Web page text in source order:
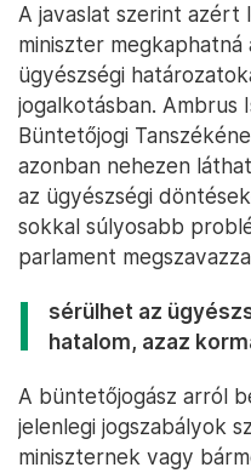
A javaslat szerint azért
miniszter
ügyészségi
jogalkotásban. Ambrus
Büntetőjogi
azonban nehezen
az ügyészségi
sokkal súlyosabb
parlament
sérülhet az
hatalom, azaz
A büntetőjogász arról
jelenlegi jogszabályok
miniszternek vagy